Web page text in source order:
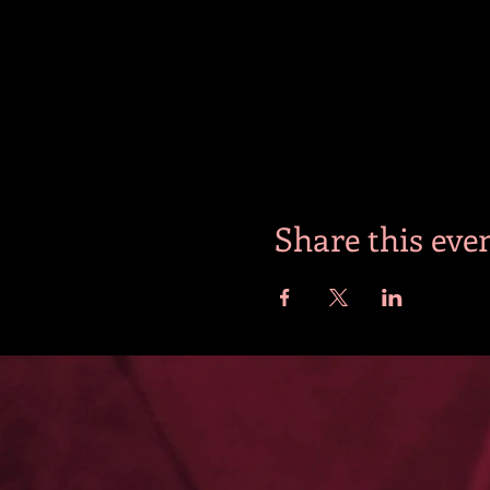
Share this